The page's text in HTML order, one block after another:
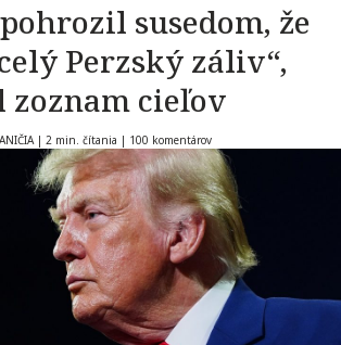
susedom, že
Perzský záliv“,
cieľov
| 2 min. čítania | 100 komentárov